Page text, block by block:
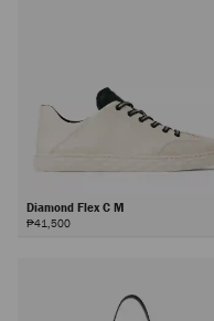
Diamond Flex C M
₱41,500